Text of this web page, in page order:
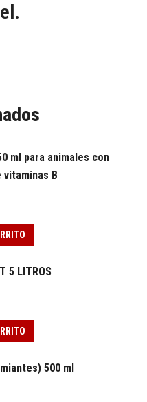
ml para animales con
B
5 LITROS
500 ml